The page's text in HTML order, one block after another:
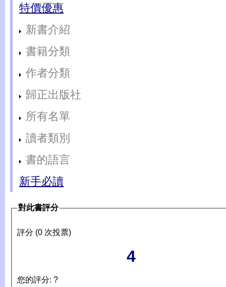
特價優惠
新書介紹
書籍分類
作者分類
歸正出版社
所有名單
讀者類別
書的語言
新手必讀
對此書評分
評分 (0 次投票)
4
您的評分: ?